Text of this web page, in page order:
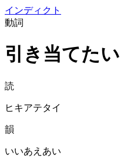
インディクト
動詞
引き当てたい
読
ヒキアテタイ
韻
いいあえあい